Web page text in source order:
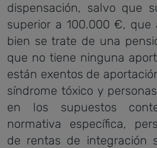
dispensación, salvo que
superior a 100.000 €, que
bien se trate de una
que no tiene ninguna
están exentos de
síndrome tóxico y
en los supuestos
normativa específica,
de rentas de integración